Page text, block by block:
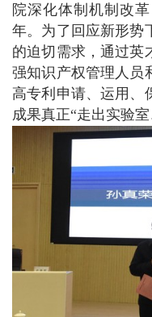
院深化体制机制改
年。为了回应新形势
的迫切需求，通过英
强知识产权管理人员
高专利申请、运用、
成果真正“走出实验室